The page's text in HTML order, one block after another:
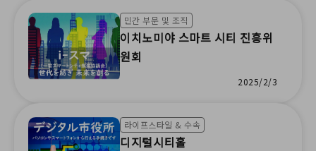
생명의 중요성 교실 학습 / 부모
와 자녀를 위한 재난 예방 수업 /
100만 명을 위한 클래식 라이브
/ 감염병 환자 이송 교육(ICC 주
민간 부문 및 조직
이치노미야 스마트 시티 진흥위
원회
2025/2/3
라이프스타일 & 수속
디지털시티홀